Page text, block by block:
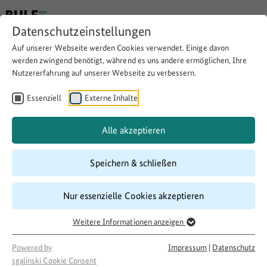
Datenschutzeinstellungen
Auf unserer Webseite werden Cookies verwendet. Einige davon
werden zwingend benötigt, während es uns andere ermöglichen, Ihre
Nutzererfahrung auf unserer Webseite zu verbessern.
Essenziell Externe Inhalte
Alle akzeptieren
Speichern & schließen
Nur essenzielle Cookies akzeptieren
Weitere Informationen anzeigen
Powered by
sgalinski Cookie Consent
Impressum | Datenschutz
Teams für interkulturelle
Straßenfußball-Liga
buntkicktgut
Website besuchen Download
10/2017
Förderung